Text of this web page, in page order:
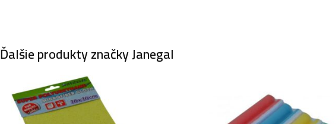
Ďalšie produkty značky Janegal